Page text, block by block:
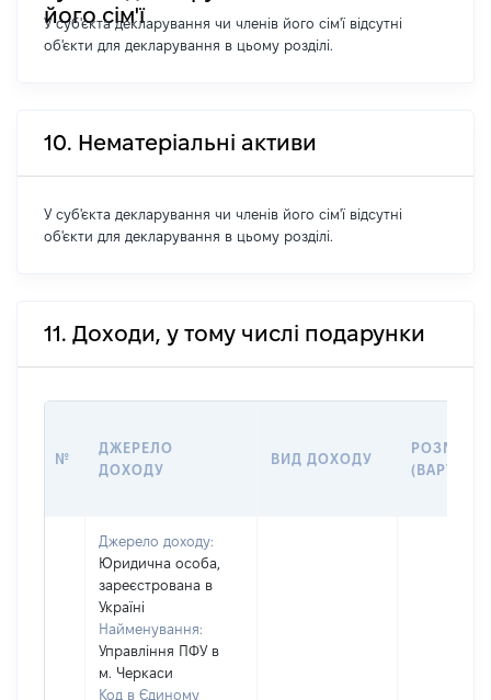
його сім'ї
У суб'єкта декларування чи членів його сім'ї відсутні
об'єкти для декларування в цьому розділі.
10. Нематеріальні активи
У суб'єкта декларування чи членів його сім'ї відсутні
об'єкти для декларування в цьому розділі.
11. Доходи, у тому числі подарунки
№
ДЖЕРЕЛО
ДОХОДУ
ВИД ДОХОДУ
РОЗМІР
Джерело доходу:
Юридична особа,
зареєстрована в
Україні
Найменування:
Управління ПФУ в
м. Черкаси
Код в Єдиному